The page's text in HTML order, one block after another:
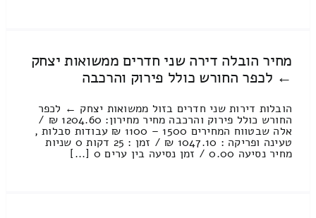
מחיר הובלה דירה שני חדרים ממשואות יצחק
← לכפר החורש כולל פירוק והרכבה
הובלות דירות שני חדרים בזול ממשואות יצחק ← לכפר
החורש כולל פירוק והרכבה מחיר מחירון: 1204.60 ₪ /
אלה שבטווח המחירים 1500 – 1100 ₪ עבודות סבלות ,
טעינה ופריקה : 1047.10 ₪ / זמן : 25 דקות 0 שניות
מחיר נסיעה 0.00 / זמן נסיעה בין ערים 0 [...]